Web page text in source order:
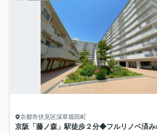
京都市伏見区深草堀田町